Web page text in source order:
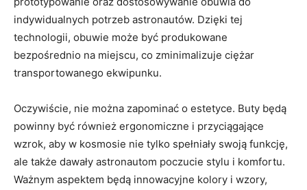
indywidualnych potrzeb astronautów. Dzięki tej
technologii, obuwie może być produkowane
bezpośrednio na miejscu, co zminimalizuje ciężar
transportowanego ekwipunku.
Oczywiście, nie można zapominać o estetyce. Buty będą
powinny być również ergonomiczne i przyciągające
wzrok, aby w kosmosie nie tylko spełniały swoją funkcję,
ale także dawały astronautom poczucie stylu i komfortu.
Ważnym aspektem będą innowacyjne kolory i wzory,